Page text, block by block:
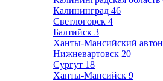
Калининград 46
Светлогорск 4
Балтийск 3
Ханты-Мансийский
Нижневартовск 20
Сургут 18
Ханты-Мансийск 9